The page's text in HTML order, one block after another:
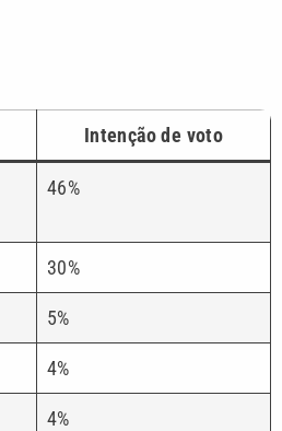
Intenção de voto
46%
30%
5%
4%
4%